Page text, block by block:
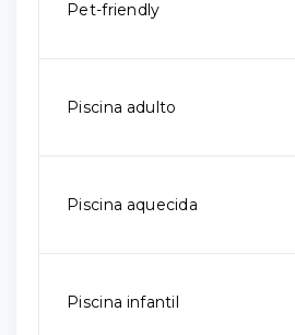
Pet-friendly
Piscina adulto
Piscina aquecida
Piscina infantil